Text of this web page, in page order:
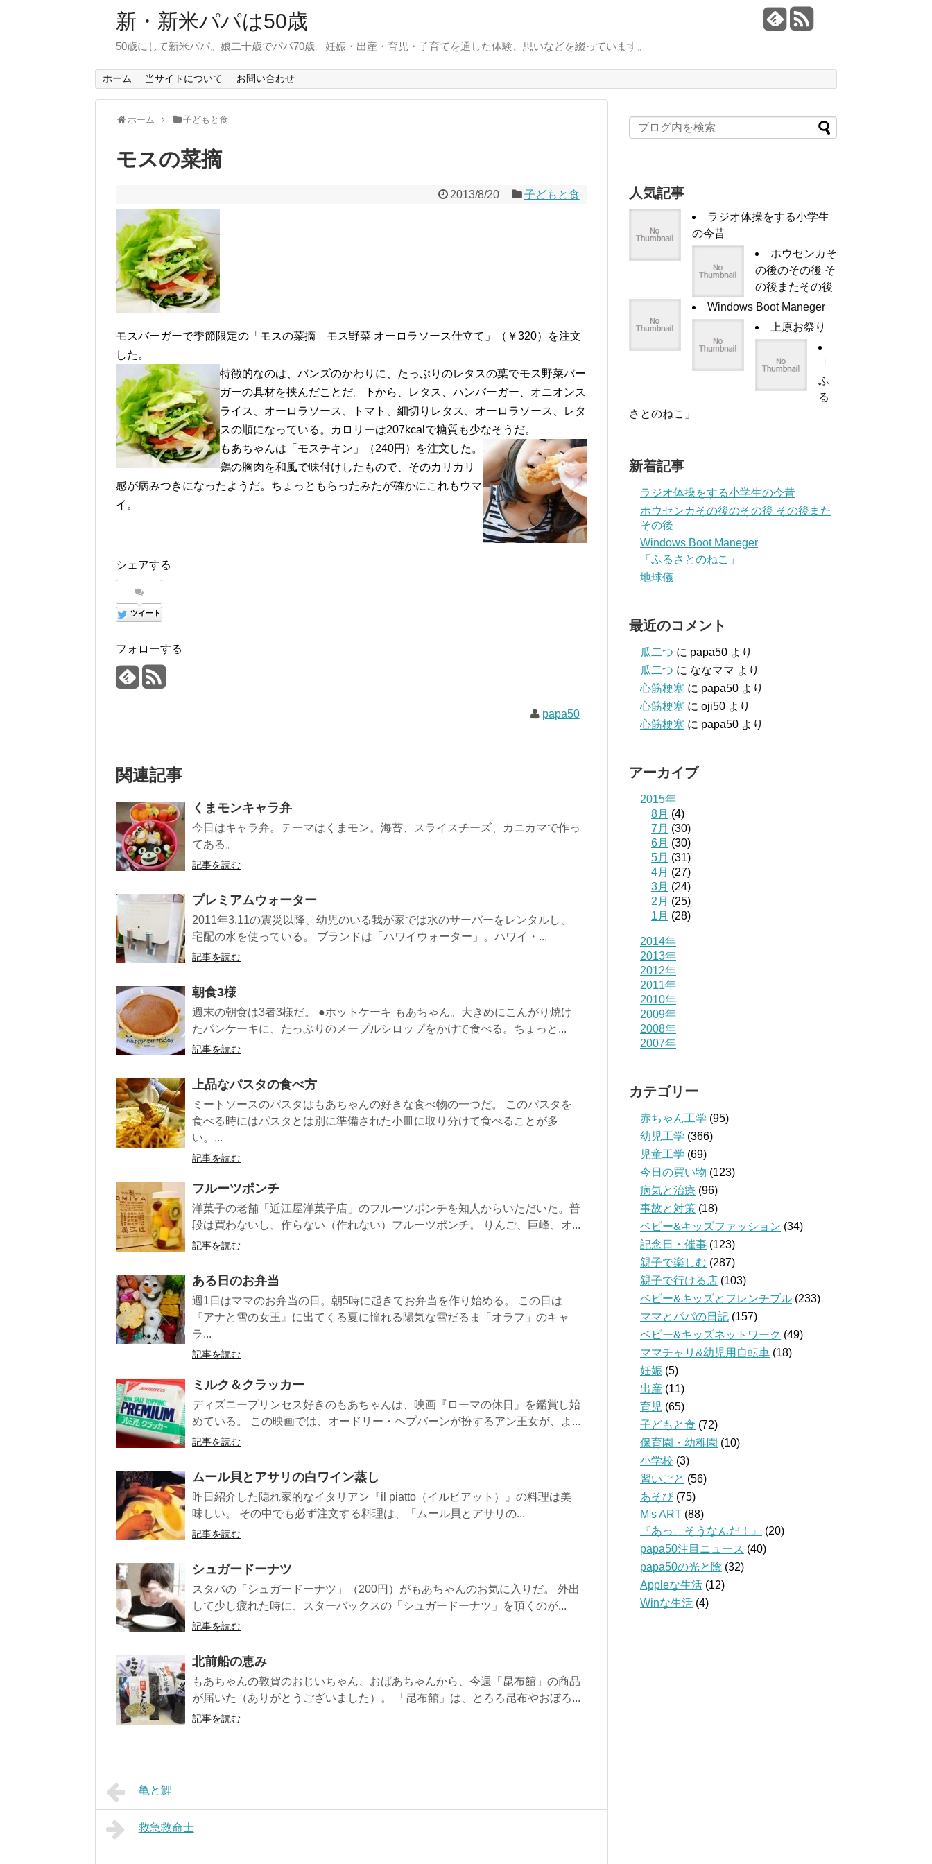
新・新米パパは50歳
50歳にして新米パパ。娘二十歳でパパ70歳。妊娠・出産・育児・子育てを通した体験、思いなどを綴っています。
ホーム 当サイトについて お問い合わせ
ホーム 子どもと食
モスの菜摘
2013/8/20 子どもと食
モスバーガーで季節限定の「モスの菜摘 モス野菜 オーロラソース仕立て」（￥320）を注文
した。
特徴的なのは、バンズのかわりに、たっぷりのレタスの葉でモス野菜バー
ガーの具材を挟んだことだ。下から、レタス、ハンバーガー、オニオンス
ライス、オーロラソース、トマト、細切りレタス、オーロラソース、レタ
スの順になっている。カロリーは207kcalで糖質も少なそうだ。
もあちゃんは「モスチキン」（240円）を注文した。
鶏の胸肉を和風で味付けしたもので、そのカリカリ
感が病みつきになったようだ。ちょっともらったみたが確かにこれもウマ
イ。
シェアする
ツイート
フォローする
papa50
関連記事
くまモンキャラ弁
今日はキャラ弁。テーマはくまモン。海苔、スライスチーズ、カニカマで作っ
てある。
記事を読む
プレミアムウォーター
2011年3.11の震災以降、幼児のいる我が家では水のサーバーをレンタルし、
宅配の水を使っている。 ブランドは「ハワイウォーター」。ハワイ・...
記事を読む
朝食3様
週末の朝食は3者3様だ。 ●ホットケーキ もあちゃん。大きめにこんがり焼け
たパンケーキに、たっぷりのメープルシロップをかけて食べる。ちょっと...
記事を読む
上品なパスタの食べ方
ミートソースのパスタはもあちゃんの好きな食べ物の一つだ。 このパスタを
食べる時にはパスタとは別に準備された小皿に取り分けて食べることが多
い。...
記事を読む
フルーツポンチ
洋菓子の老舗「近江屋洋菓子店」のフルーツポンチを知人からいただいた。普
段は買わないし、作らない（作れない）フルーツポンチ。 りんご、巨峰、オ...
記事を読む
ある日のお弁当
週1日はママのお弁当の日。朝5時に起きてお弁当を作り始める。 この日は
『アナと雪の女王』に出てくる夏に憧れる陽気な雪だるま「オラフ」のキャ
ラ...
記事を読む
ミルク＆クラッカー
ディズニープリンセス好きのもあちゃんは、映画『ローマの休日』を鑑賞し始
めている。 この映画では、オードリー・ヘプバーンが扮するアン王女が、よ...
記事を読む
ムール貝とアサリの白ワイン蒸し
昨日紹介した隠れ家的なイタリアン『il piatto（イルピアット）』の料理は美
味しい。 その中でも必ず注文する料理は、「ムール貝とアサリの...
記事を読む
シュガードーナツ
スタバの「シュガードーナツ」（200円）がもあちゃんのお気に入りだ。 外出
して少し疲れた時に、スターバックスの「シュガードーナツ」を頂くのが...
記事を読む
北前船の恵み
もあちゃんの敦賀のおじいちゃん、おばあちゃんから、今週「昆布館」の商品
が届いた（ありがとうございました）。 「昆布館」は、とろろ昆布やおぼろ...
記事を読む
亀と鯉
救急救命士
人気記事
ラジオ体操をする小学生
の今昔
ホウセンカそ
の後のその後 そ
の後またその後
Windows Boot Maneger
上原お祭り
「
ふ
る
さとのねこ」
新着記事
ラジオ体操をする小学生の今昔
ホウセンカその後のその後 その後また
その後
Windows Boot Maneger
「ふるさとのねこ」
地球儀
最近のコメント
瓜二つ に papa50 より
瓜二つ に ななママ より
心筋梗塞 に papa50 より
心筋梗塞 に oji50 より
心筋梗塞 に papa50 より
アーカイブ
2015年
8月 (4)
7月 (30)
6月 (30)
5月 (31)
4月 (27)
3月 (24)
2月 (25)
1月 (28)
2014年
2013年
2012年
2011年
2010年
2009年
2008年
2007年
カテゴリー
赤ちゃん工学 (95)
幼児工学 (366)
児童工学 (69)
今日の買い物 (123)
病気と治療 (96)
事故と対策 (18)
ベビー&キッズファッション (34)
記念日・催事 (123)
親子で楽しむ (287)
親子で行ける店 (103)
ベビー&キッズとフレンチブル (233)
ママとパパの日記 (157)
ベビー&キッズネットワーク (49)
ママチャリ&幼児用自転車 (18)
妊娠 (5)
出産 (11)
育児 (65)
子どもと食 (72)
保育園・幼稚園 (10)
小学校 (3)
習いごと (56)
あそび(75)
M's ART (88)
『あっ、そうなんだ！』
(20)
papa50注目ニュース (40)
papa50の光と陰 (32)
Appleな生活 (12)
Winな生活 (4)